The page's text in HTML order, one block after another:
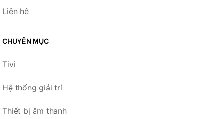
Liên hệ
CHUYÊN MỤC
Tivi
Hệ thống giải trí
Thiết bị âm thanh